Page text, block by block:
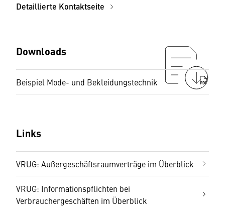
Detaillierte Kontaktseite
Downloads
Beispiel Mode- und Bekleidungstechnik PDF
Links
VRUG: Außergeschäftsraumverträge im Überblick
VRUG: Informationspflichten bei
Verbrauchergeschäften im Überblick